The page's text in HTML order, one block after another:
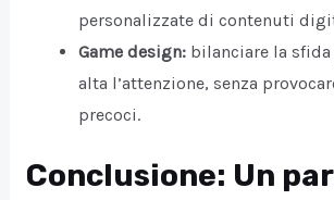
personalizzate di contenuti
Game design:bilanciare la sfida
alta l’attenzione, senza
precoci.
Conclusione: Un